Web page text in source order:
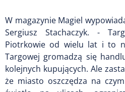
W magazynie Magiel
Sergiusz Stachaczyk. -
Piotrkowie od wielu lat i to
Targowej gromadzą się
kolejnych kupujących. Ale
że miasto oszczędza na